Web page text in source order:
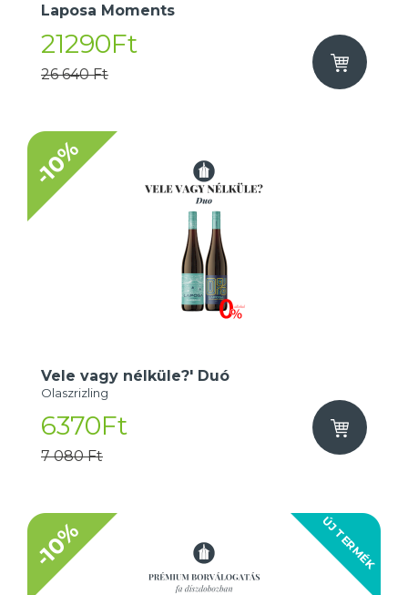
Laposa Moments
21290Ft
26 640 Ft
-10%
Vele vagy nélküle?' Duó
Olaszrizling
6370Ft
7 080 Ft
ÚJ TERMÉK
-10%